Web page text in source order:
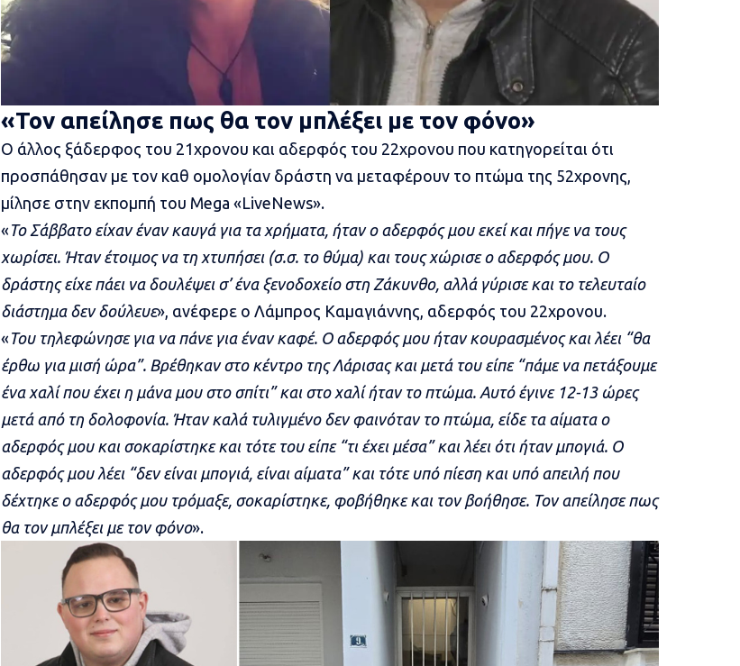
«Τον απείλησε πως θα τον μπλέξει με τον φόνο»
Ο άλλος ξάδερφος του 21χρονου και αδερφός του 22χρονου που κατηγορείται ότι
προσπάθησαν με τον καθ ομολογίαν δράστη να μεταφέρουν το πτώμα της 52χρονης,
μίλησε στην εκπομπή του Mega «LiveNews».
« Το Σάββατο είχαν έναν καυγά για τα χρήματα, ήταν ο αδερφός μου εκεί και πήγε να τους
χωρίσει. Ήταν έτοιμος να τη χτυπήσει (σ.σ. το θύμα) και τους χώρισε ο αδερφός μου. Ο
δράστης είχε πάει να δουλέψει σ’ ένα ξενοδοχείο στη Ζάκυνθο, αλλά γύρισε και το τελευταίο
διάστημα δεν δούλευε», ανέφερε ο Λάμπρος Καμαγιάννης, αδερφός του 22χρονου.
« Του τηλεφώνησε για να πάνε για έναν καφέ. Ο αδερφός μου ήταν κουρασμένος και λέει “θα
έρθω για μισή ώρα”. Βρέθηκαν στο κέντρο της Λάρισας και μετά του είπε “πάμε να πετάξουμε
ένα χαλί που έχει η μάνα μου στο σπίτι” και στο χαλί ήταν το πτώμα. Αυτό έγινε 12-13 ώρες
μετά από τη δολοφονία. Ήταν καλά τυλιγμένο δεν φαινόταν το πτώμα, είδε τα αίματα ο
αδερφός μου και σοκαρίστηκε και τότε του είπε “τι έχει μέσα” και λέει ότι ήταν μπογιά. Ο
αδερφός μου λέει “δεν είναι μπογιά, είναι αίματα” και τότε υπό πίεση και υπό απειλή που
δέχτηκε ο αδερφός μου τρόμαξε, σοκαρίστηκε, φοβήθηκε και τον βοήθησε. Τον απείλησε πως
θα τον μπλέξει με τον φόνο».